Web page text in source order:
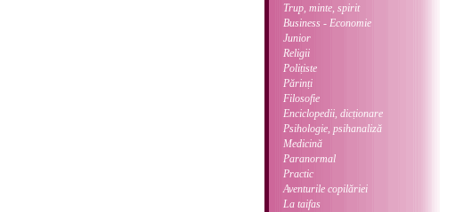
Trup, minte, spirit
Business - Economie
Junior
Religii
Polițiste
Părinți
Filosofie
Enciclopedii, dicționare
Psihologie, psihanaliză
Medicină
Paranormal
Practic
Aventurile copilăriei
La taifas